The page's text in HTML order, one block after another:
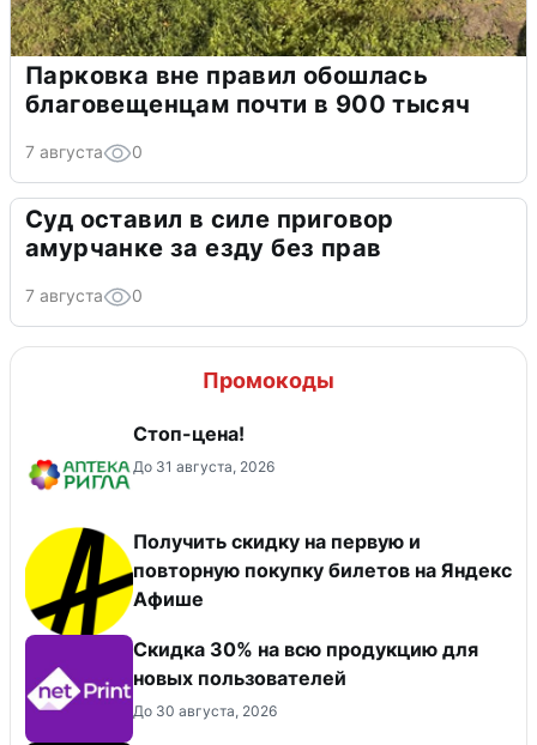
Парковка вне правил обошлась
благовещенцам почти в 900 тысяч
7 августа 0
Суд оставил в силе приговор
амурчанке за езду без прав
7 августа 0
Промокоды
Стоп-цена!
До 31 августа, 2026
Получить скидку на первую и
повторную покупку билетов на Яндекс
Афише
Скидка 30% на всю продукцию для
новых пользователей
До 30 августа, 2026